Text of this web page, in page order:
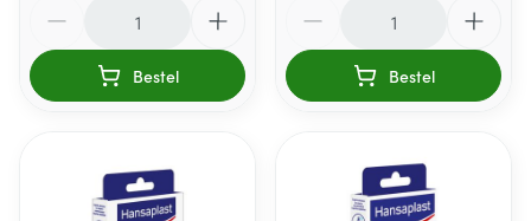
Bestel Bestel